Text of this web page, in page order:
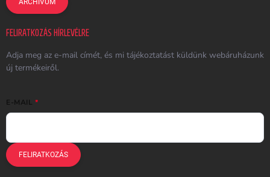
FELIRATKOZÁS HÍRLEVÉLRE
Adja meg az e-mail címét, és mi tájékoztatást küldünk webáruházunk
új termékeiről.
E-MAIL
FELIRATKOZÁS